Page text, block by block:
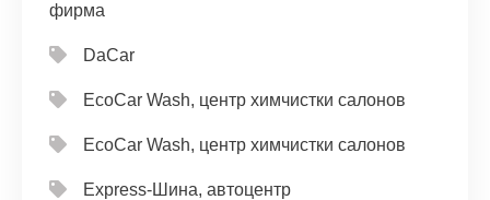
фирма
DaCar
EcoCar Wash, центр химчистки салонов
EcoCar Wash, центр химчистки салонов
Express-Шина, автоцентр